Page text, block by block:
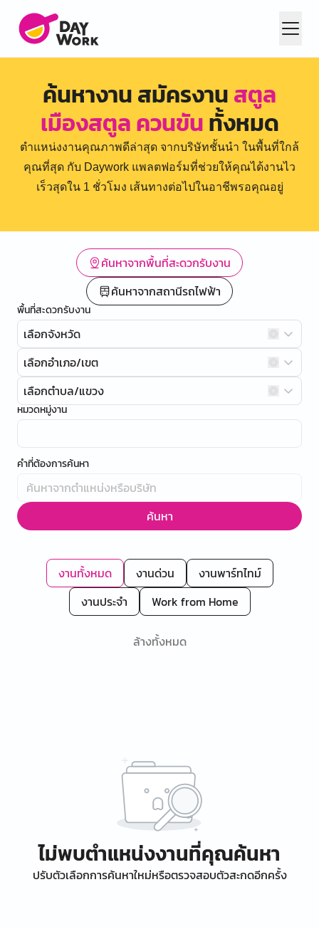
ค้นหางาน สมัครงานสตูล
เมืองสตูล ควนขันทั้งหมด
ตำแหน่งงานคุณภาพดีล่าสุด จากบริษัทชั้นนำ ในพื้นที่ใกล้
คุณที่สุด กับ Daywork แพลตฟอร์มที่ช่วยให้คุณได้งานไว
เร็วสุดใน 1 ชั่วโมง เส้นทางต่อไปในอาชีพรอคุณอยู่
ค้นหาจากพื้นที่สะดวกรับงาน
ค้นหาจากสถานีรถไฟฟ้า
พื้นที่สะดวกรับงาน
เลือกจังหวัด
เลือกอำเภอ/เขต
เลือกตำบล/แขวง
หมวดหมู่งาน
คำที่ต้องการค้นหา
ค้นหา
งานทั้งหมด งานด่วน
งานพาร์ทไทม์
งานประจำ
Work from Home
ล้างทั้งหมด
ไม่พบตำแหน่งงานที่คุณค้นหา
ปรับตัวเลือกการค้นหาใหม่หรือตรวจสอบตัวสะกดอีกครั้ง